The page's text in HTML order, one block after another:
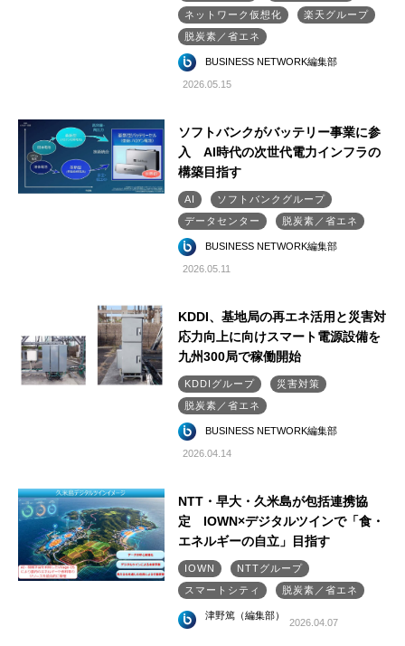
ネットワーク仮想化
楽天グループ
脱炭素／省エネ
BUSINESS NETWORK編集部
2026.05.15
ソフトバンクがバッテリー事業に参
入 AI時代の次世代電力インフラの
構築目指す
AI
ソフトバンクグループ
データセンター
脱炭素／省エネ
BUSINESS NETWORK編集部
2026.05.11
KDDI、基地局の再エネ活用と災害対
応力向上に向けスマート電源設備を
九州300局で稼働開始
KDDIグループ
災害対策
脱炭素／省エネ
BUSINESS NETWORK編集部
2026.04.14
NTT・早大・久米島が包括連携協
定 IOWN×デジタルツインで「食・
エネルギーの自立」目指す
IOWN
NTTグループ
スマートシティ
脱炭素／省エネ
津野篤（編集部）
2026.04.07